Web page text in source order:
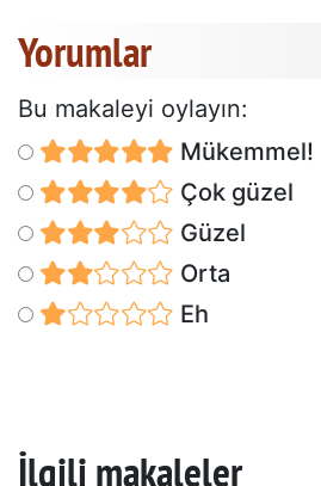
Yorumlar
Bu makaleyi oylayın:
Mükemmel!
Çok güzel
Güzel
Orta
Eh
İlgili makaleler